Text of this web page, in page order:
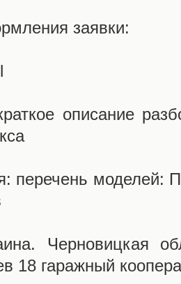
заявки:
описание
перечень моделей:
Черновицкая
18 гаражный